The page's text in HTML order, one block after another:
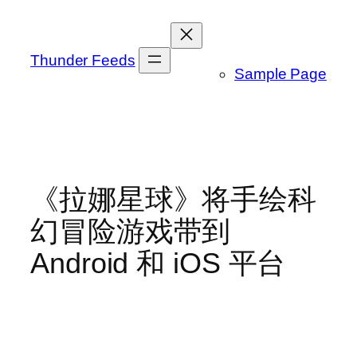
Thunder Feeds
Sample Page
《拉娜星球》将手绘科
幻冒险游戏带到
Android 和 iOS 平台